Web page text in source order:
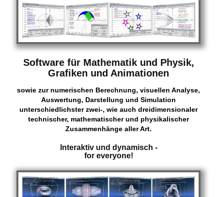
Software für Mathematik und Physik,
Grafiken und Animationen
sowie zur numerischen Berechnung, visuellen Analyse,
Auswertung, Darstellung und Simulation
unterschiedlichster zwei-, wie auch dreidimensionaler
technischer, mathematischer und physikalischer
Zusammenhänge aller Art.
Interaktiv und dynamisch -
for everyone!